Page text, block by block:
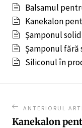
Balsamul
Kanekalon
Șamponul solid
Șamponul fără
Siliconul în
ANTERIORUL
Kanekalon